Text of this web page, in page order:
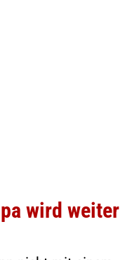
wird weiter